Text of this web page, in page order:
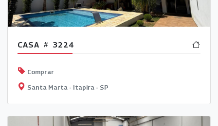
CASA 3224
Comprar
Santa Marta - Itapira - SP